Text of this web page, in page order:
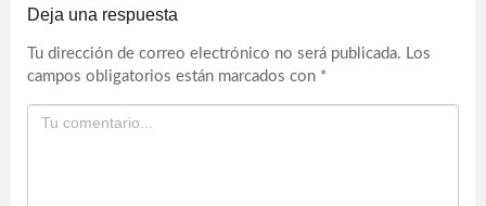
Deja una respuesta
Tu dirección de correo electrónico no será publicada. Los
campos obligatorios están marcados con *